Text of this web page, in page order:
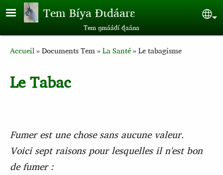
Aller au contenu principal
Tem Bíya Ɖɩdáarɛ
Tem ŋmáádɩ́ ɖaána
Breadcrumb
Accueil Documents Tem La Santé Le tabagisme
Le Tabac
Fumer est une chose sans aucune valeur.
Voici sept raisons pour lesquelles il n'est bon
de fumer :